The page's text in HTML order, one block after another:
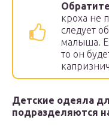
кроха не
следует
малыша.
то он
Детские одеяла
подразделяются